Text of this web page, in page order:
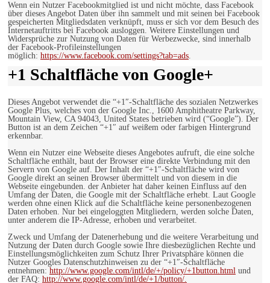
Wenn ein Nutzer Facebookmitglied ist und nicht möchte, dass Facebook
über dieses Angebot Daten über ihn sammelt und mit seinen bei Facebook
gespeicherten Mitgliedsdaten verknüpft, muss er sich vor dem Besuch des
Internetauftritts bei Facebook ausloggen. Weitere Einstellungen und
Widersprüche zur Nutzung von Daten für Werbezwecke, sind innerhalb
der Facebook-Profileinstellungen
möglich: https://www.facebook.com/settings?tab=ads.
+1 Schaltfläche von Google+
Dieses Angebot verwendet die “+1″-Schaltfläche des sozialen Netzwerkes
Google Plus, welches von der Google Inc., 1600 Amphitheatre Parkway,
Mountain View, CA 94043, United States betrieben wird (“Google”). Der
Button ist an dem Zeichen “+1″ auf weißem oder farbigen Hintergrund
erkennbar.
Wenn ein Nutzer eine Webseite dieses Angebotes aufruft, die eine solche
Schaltfläche enthält, baut der Browser eine direkte Verbindung mit den
Servern von Google auf. Der Inhalt der “+1″-Schaltfläche wird von
Google direkt an seinen Browser übermittelt und von diesem in die
Webseite eingebunden. der Anbieter hat daher keinen Einfluss auf den
Umfang der Daten, die Google mit der Schaltfläche erhebt. Laut Google
werden ohne einen Klick auf die Schaltfläche keine personenbezogenen
Daten erhoben. Nur bei eingeloggten Mitgliedern, werden solche Daten,
unter anderem die IP-Adresse, erhoben und verarbeitet.
Zweck und Umfang der Datenerhebung und die weitere Verarbeitung und
Nutzung der Daten durch Google sowie Ihre diesbezüglichen Rechte und
Einstellungsmöglichkeiten zum Schutz Ihrer Privatsphäre können die
Nutzer Googles Datenschutzhinweisen zu der “+1″-Schaltfläche
entnehmen: http://www.google.com/intl/de/+/policy/+1button.html und
der FAQ: http://www.google.com/intl/de/+1/button/.